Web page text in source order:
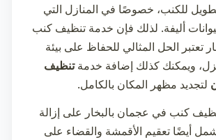
للكنب، خصوصًا في المنازل التي
أليفة. لذلك فإن خدمة تنظيف كنب
تعتبر الحل المثالي للحفاظ على بيئة
ويمكنك كذلك إضافة خدمةتنظيف
لتجديد مظهر المكان بالكامل.
كنب في عجمان بالبخار على إزالة
أيضًا تعقيم الأقمشة والقضاء على